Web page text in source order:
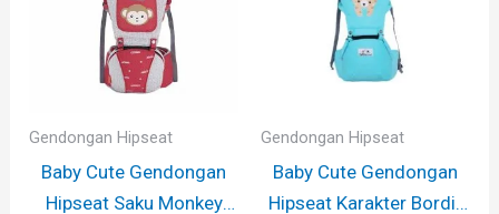
Gendongan Hipseat
Baby Cute Gendongan
Hipseat Saku Monkey
Gendongan Hipseat
Baby Cute Gendongan
Hipseat Karakter Bordir